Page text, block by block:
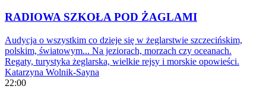
RADIOWA SZKOŁA POD ŻAGLAMI
Audycja o wszystkim co dzieje się w żeglarstwie szczecińskim,
polskim, światowym... Na jeziorach, morzach czy oceanach.
Regaty, turystyka żeglarska, wielkie rejsy i morskie opowieści.
Katarzyna Wolnik-Sayna
22:00